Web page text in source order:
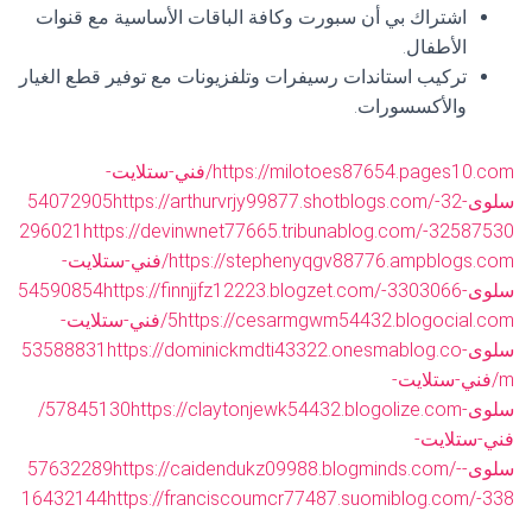
اشتراك بي أن سبورت وكافة الباقات الأساسية مع قنوات
الأطفال.
تركيب استاندات رسيفرات وتلفزيونات مع توفير قطع الغيار
والأكسسورات.
https://milotoes87654.pages10.com/فني-ستلايت-
سلوى-54072905https://arthurvrjy99877.shotblogs.com/-32
296021 https://devinwnet77665.tribunablog.com/-32587530
https://stephenyqgv88776.ampblogs.com/فني-ستلايت-
سلوى-54590854https://finnjjfz12223.blogzet.com/-3303066
5https://cesarmgwm54432.blogocial.com/فني-ستلايت-
سلوى-53588831https://dominickmdti43322.onesmablog.co
m/فني-ستلايت-
سلوى-57845130
https://claytonjewk54432.blogolize.com/
فني-ستلايت-
سلوى-57632289https://caidendukz09988.blogminds.com/-
16432144https://franciscoumcr77487.suomiblog.com/-338